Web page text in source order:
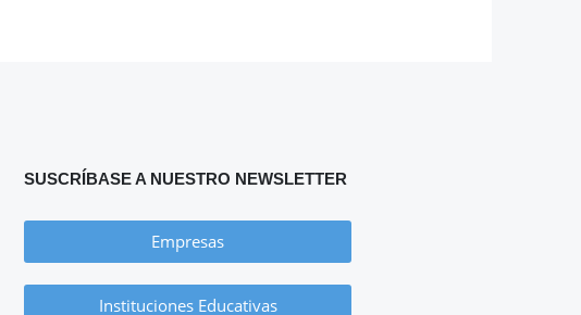
SUSCRÍBASE A NUESTRO NEWSLETTER
Empresas
Instituciones Educativas